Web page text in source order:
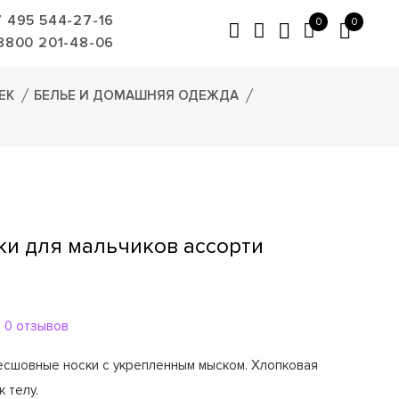
495 544-27-16
201-48-06
0 0
БЕЛЬЕ И ДОМАШНЯЯ ОДЕЖДА
для мальчиков ассорти
0 отзывов
носки с укрепленным мыском. Хлопковая
телу.